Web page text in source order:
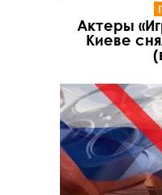
Актеры
Киеве